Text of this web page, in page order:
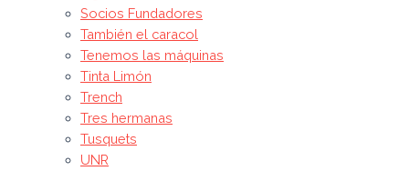
Socios Fundadores
También el caracol
Tenemos las máquinas
Tinta Limón
Trench
Tres hermanas
Tusquets
UNR